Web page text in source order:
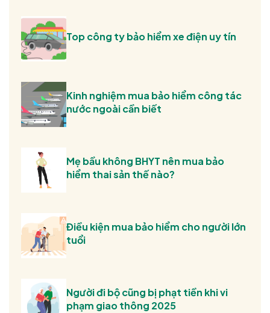
Top công ty bảo hiểm xe điện uy tín
Kinh nghiệm mua bảo hiểm công tác
nước ngoài cần biết
Mẹ bầu không BHYT nên mua bảo
hiểm thai sản thế nào?
Điều kiện mua bảo hiểm cho người lớn
tuổi
Người đi bộ cũng bị phạt tiền khi vi
phạm giao thông 2025